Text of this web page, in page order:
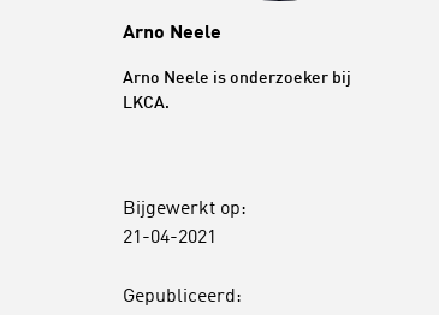
Arno Neele
Arno Neele is onderzoeker bij
LKCA.
Bijgewerkt op:
21-04-2021
Gepubliceerd: